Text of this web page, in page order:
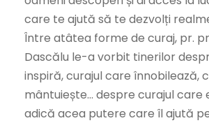
care te ajută să te dezvolți
Între atâtea forme de curaj, pr.
Dascălu le-a vorbit tinerilor
inspiră, curajul care înnobilează,
mântuiește… despre curajul care
adică acea putere care îl ajută